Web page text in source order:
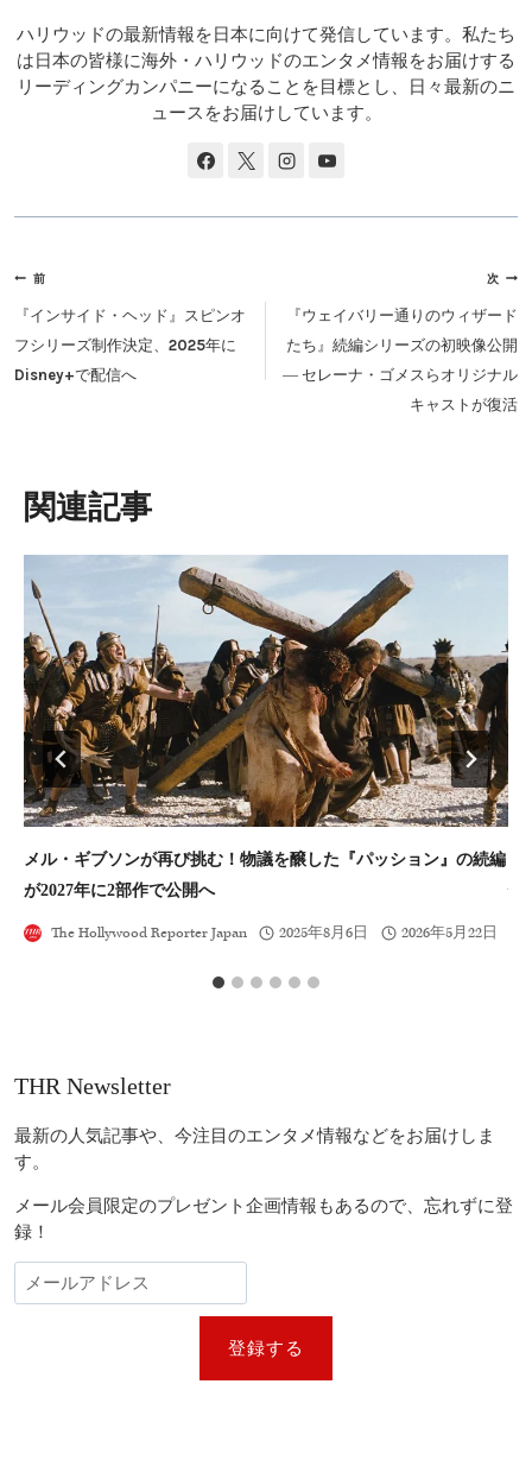
ハリウッドの最新情報を日本に向けて発信しています。私たち
は日本の皆様に海外・ハリウッドのエンタメ情報をお届けする
リーディングカンパニーになることを目標とし、日々最新のニ
ュースをお届けしています。
投
稿
ナ
ビ
ョ
ン
前
『インサイド・ヘッド』スピンオ
フシリーズ制作決定、2025年に
Disney+で配信へ
次
『ウェイバリー通りのウィザード
たち』続編シリーズの初映像公開
― セレーナ・ゴメスらオリジナル
キャストが復活
類似投稿
メル・ギブソンが再び挑む！物議を醸した『パッション』の続編
が2027年に2部作で公開へ
The Hollywood Reporter Japan 2025年8月6日 2026年5月22日
THR Newsletter
最新の人気記事や、今注目のエンタメ情報などをお届けしま
す。
メール会員限定のプレゼント企画情報もあるので、忘れずに登
録！
登録する